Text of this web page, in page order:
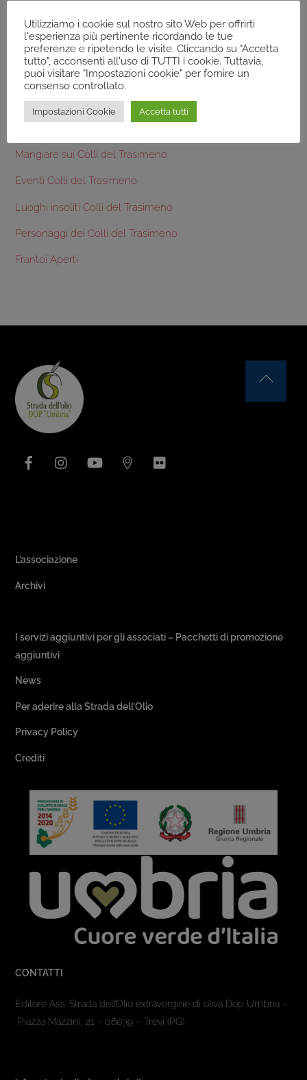
Terre dei Colli del Trasimeno
Frantoi Colli del Trasimeno
Prodotti tipici Colli del Trasimeno
Aziende Agricole Colli del Trasimeno
Mangiare sui Colli del Trasimeno
Eventi Colli del Trasimeno
Luoghi insoliti Colli del Trasimeno
Personaggi dei Colli del Trasimeno
Frantoi Aperti
YouTube
L’associazione
Archivi
I servizi aggiuntivi per gli associati – Pacchetti di promozione
aggiuntivi
News
Per aderire alla Strada dell’Olio
Privacy Policy
Crediti
CONTATTI
Editore Ass. Strada dell’Olio extravergine di oliva Dop Umbria –
Piazza Mazzini, 21 – 06039 – Trevi (PG)
Utilizziamo i cookie sul nostro sito Web per offrirti
l'esperienza più pertinente ricordando le tue
preferenze e ripetendo le visite. Cliccando su "Accetta
tutto", acconsenti all'uso di TUTTI i cookie. Tuttavia,
puoi visitare "Impostazioni cookie" per fornire un
consenso controllato.
Impostazioni Cookie Accetta tutti